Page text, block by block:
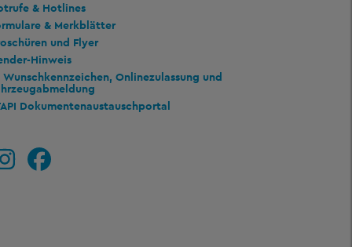
& Hotlines
& Merkblätter
und Flyer
Hinweis
Wunschkennzeichen, Onlinezulassung und
Dokumentenaustauschportal